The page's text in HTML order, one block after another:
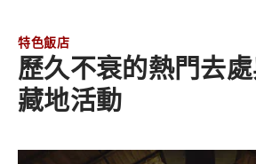
特色飯店
歷久不衰的熱門去
藏地活動